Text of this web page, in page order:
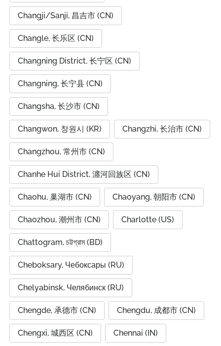
Changji/Sanji, 昌吉市 (CN)
Changle, 长乐区 (CN)
Changning District, 长宁区 (CN)
Changning, 长宁县 (CN)
Changsha, 长沙市 (CN)
Changwon, 창원시 (KR) Changzhi, 长治市 (CN)
Changzhou, 常州市 (CN)
Chanhe Hui District, 瀍河回族区 (CN)
Chaohu, 巢湖市 (CN) Chaoyang, 朝阳市 (CN)
Chaozhou, 潮州市 (CN) Charlotte (US)
Chattogram, চট্টগ্রাম (BD)
Cheboksary, Чебоксары (RU)
Chelyabinsk, Челябинск (RU)
Chengde, 承德市 (CN) Chengdu, 成都市 (CN)
Chengxi, 城西区 (CN) Chennai (IN)